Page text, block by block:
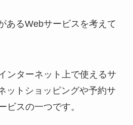
あるWebサービスを考えて
ンターネット上で使えるサ
ットショッピングや予約サ
ビスの一つです。